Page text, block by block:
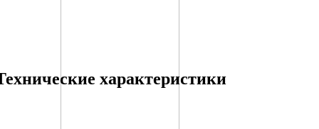
характеристики